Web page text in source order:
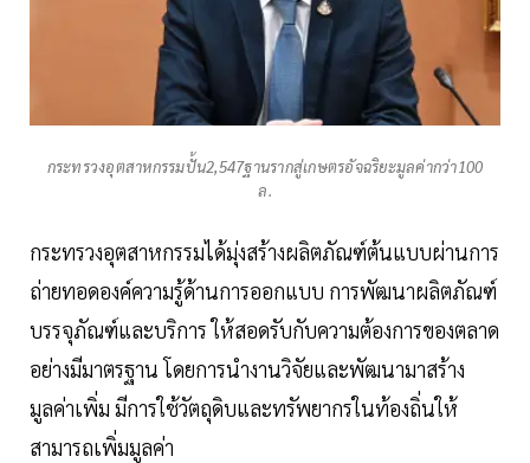
กระทรวงอุตสาหกรรมปั้น2,547ฐานรากสู่เกษตรอัจฉริยะมูลค่ากว่า100
ล.
กระทรวงอุตสาหกรรมได้มุ่งสร้างผลิตภัณฑ์ต้นแบบผ่านการ
ถ่ายทอดองค์ความรู้ด้านการออกแบบ การพัฒนาผลิตภัณฑ์
บรรจุภัณฑ์และบริการ ให้สอดรับกับความต้องการของตลาด
อย่างมีมาตรฐาน โดยการนำงานวิจัยและพัฒนามาสร้าง
มูลค่าเพิ่ม มีการใช้วัตถุดิบและทรัพยากรในท้องถิ่นให้
สามารถเพิ่มมูลค่า